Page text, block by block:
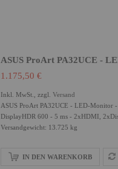
ASUS ProArt PA32UCE -
1.175,50 €
Inkl. MwSt., zzgl. Versand
ASUS ProArt PA32UCE - LED-Monitor
DisplayHDR 600 - 5 ms - 2xHDMI,
Versandgewicht: 13.725 kg
IN DEN WARENKORB